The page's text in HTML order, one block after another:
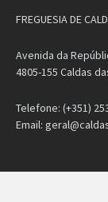
FREGUESIA DE
Avenida da
4805-155 Caldas
Telefone: (+351)
Email: